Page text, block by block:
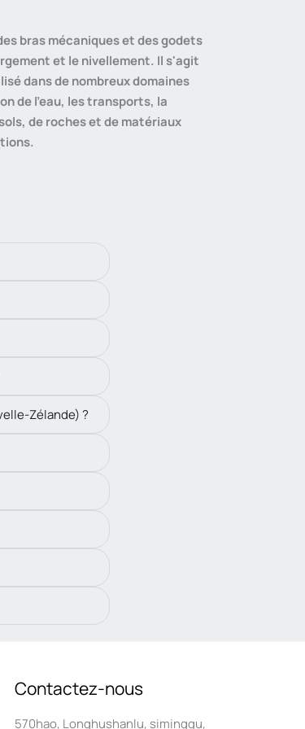
bras mécaniques et des godets
et le nivellement. Il s'agit
dans de nombreux domaines
de l'eau, les transports, la
de roches et de matériaux
Zélande) ?
Contactez-nous
570hao, Longhushanlu, simingqu,